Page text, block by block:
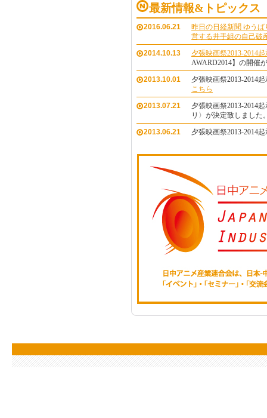
最新情報&トピックス
2016.06.21
昨日の日経新聞 ゆう
営する井手組の自己破
2014.10.13
夕張映画祭2013-2014
AWARD2014】の開催
2013.10.01
夕張映画祭2013-2014
こちら
2013.07.21
夕張映画祭2013-2014
リ〉が決定致しました
2013.06.21
夕張映画祭2013-2014